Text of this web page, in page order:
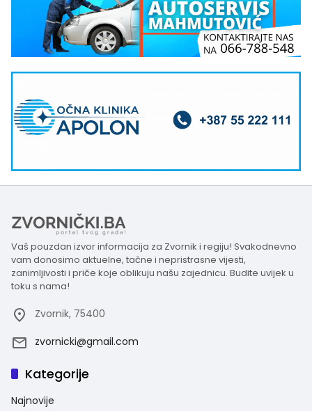
Vaš pouzdan izvor informacija za Zvornik i regiju! Svakodnevno
vam donosimo aktuelne, tačne i nepristrasne vijesti,
zanimljivosti i priče koje oblikuju našu zajednicu. Budite uvijek u
toku s nama!
Zvornik, 75400
zvornicki@gmail.com
Kategorije
Najnovije